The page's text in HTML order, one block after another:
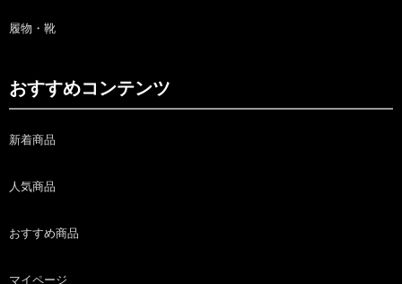
履物・靴
おすすめコンテンツ
新着商品
人気商品
おすすめ商品
マイページ